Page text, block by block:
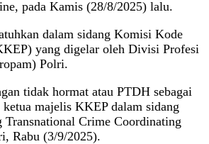
pada Kamis (28/8/2025) lalu.
dalam sidang Komisi Kode
yang digelar oleh Divisi Profesi
Polri.
tidak hormat atau PTDH sebagai
majelis KKEP dalam sidang
Transnational Crime Coordinating
Rabu (3/9/2025).